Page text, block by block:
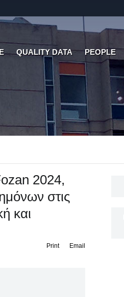
QUALITY DATA PEOPLE
2024,
στις
και
Email
Print